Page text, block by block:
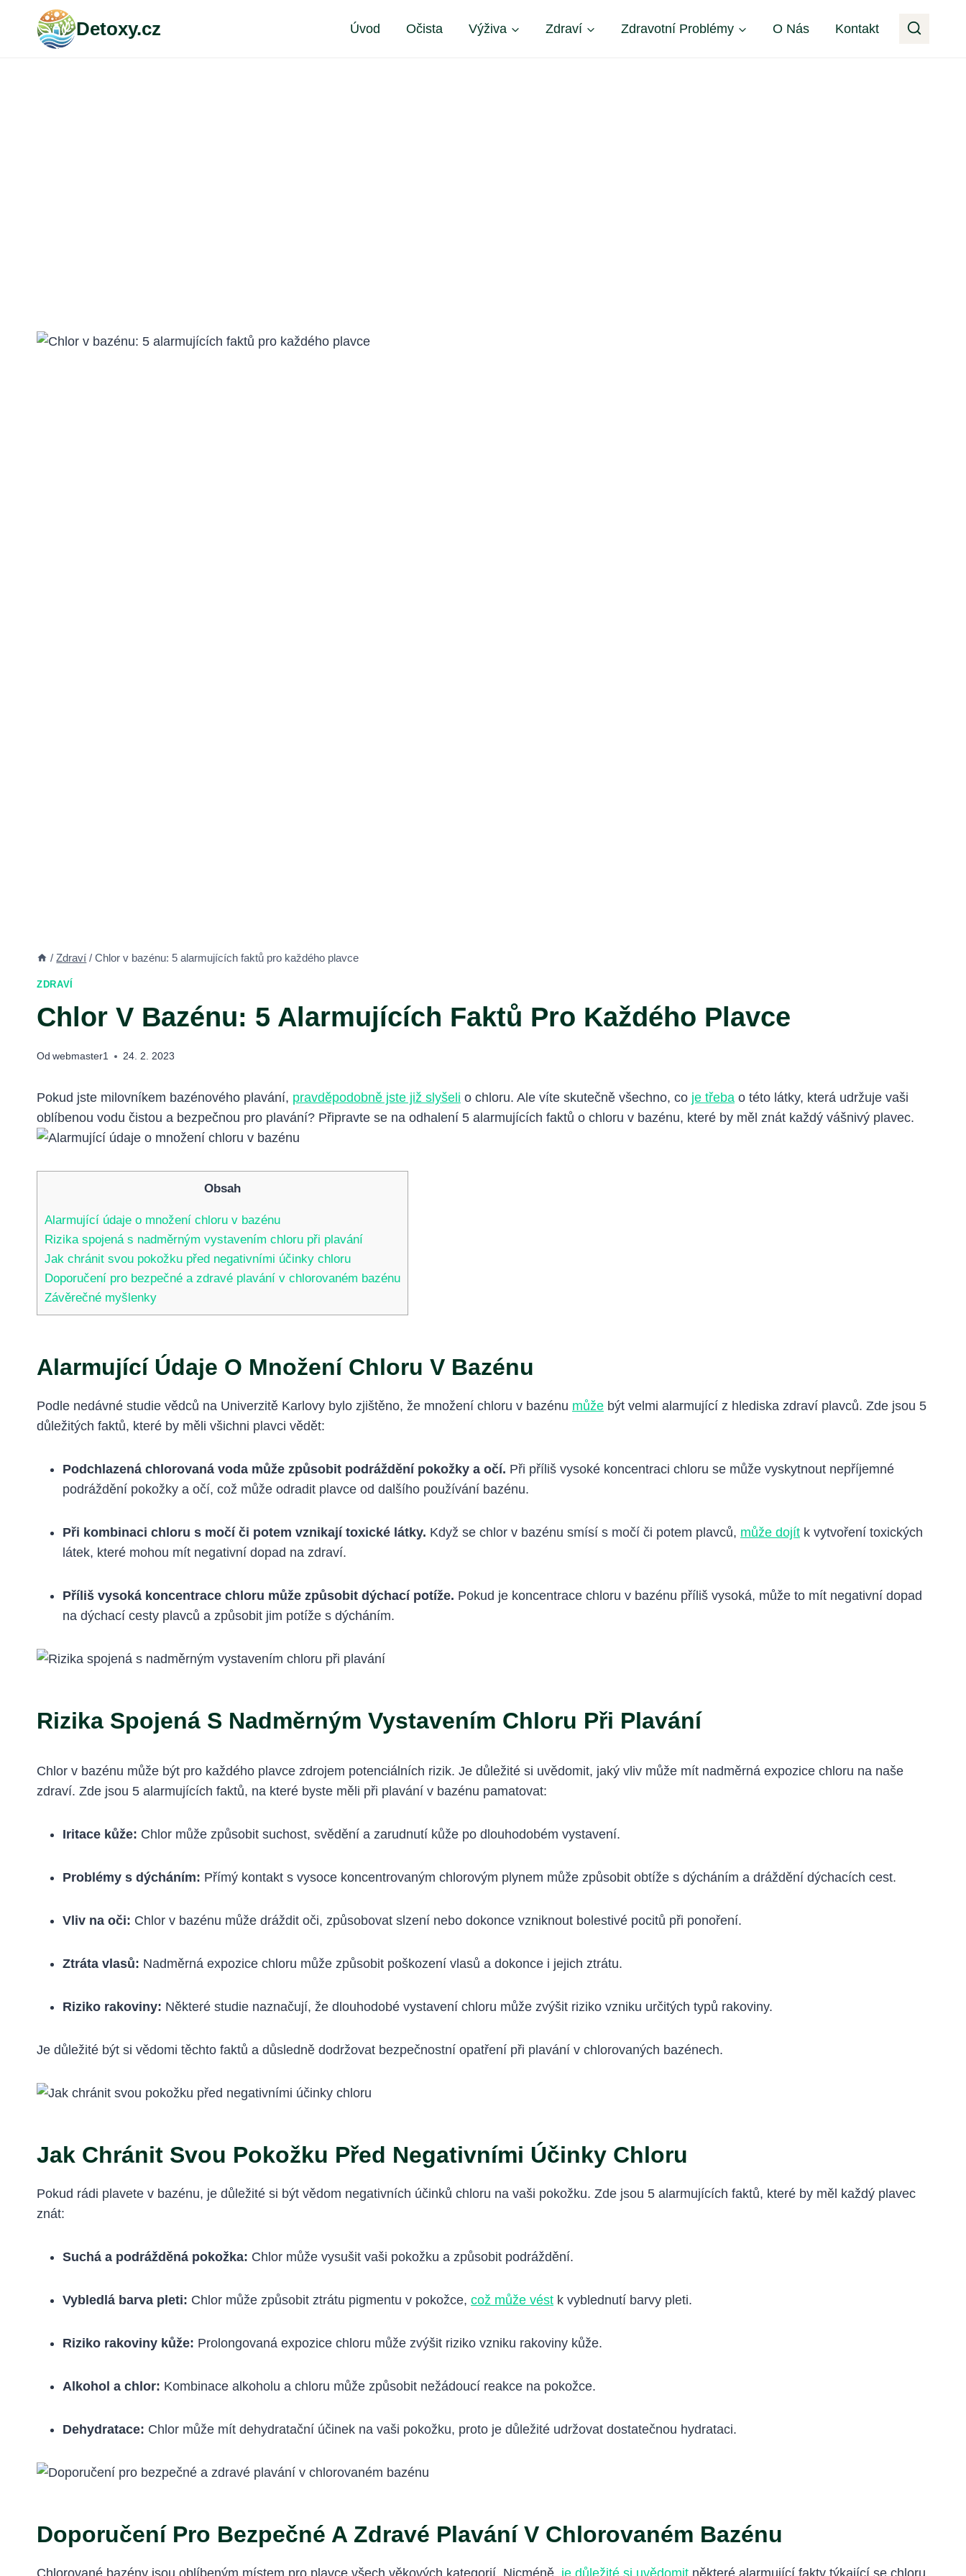
Přeskočit
Detoxy.cz Úvod Očista Výživa Zdraví Zdravotní Problémy O Nás Kontakt
/ Zdraví / Chlor v bazénu: 5 alarmujících faktů pro každého plavce
ZDRAVÍ
Chlor V Bazénu: 5 Alarmujících Faktů Pro Každého Plavce
Od webmaster1 24. 2. 2023
Pokud jste milovníkem bazénového plavání, pravděpodobně jste již slyšeli o chloru. Ale víte skutečně všechno, co je třeba o této látky, která udržuje vaši
oblíbenou vodu čistou a bezpečnou pro plavání? Připravte se na odhalení 5 alarmujících faktů o chloru v bazénu, které by měl znát každý vášnivý plavec.
Obsah
Alarmující údaje o množení chloru v bazénu
Rizika spojená s nadměrným vystavením chloru při plavání
Jak chránit svou pokožku před negativními účinky chloru
Doporučení pro bezpečné a zdravé plavání v chlorovaném bazénu
Závěrečné myšlenky
Alarmující Údaje O Množení Chloru V Bazénu
Podle nedávné studie vědců na Univerzitě Karlovy bylo zjištěno, že množení chloru v bazénu může být velmi alarmující z hlediska zdraví plavců. Zde jsou 5
důležitých faktů, které by měli všichni plavci vědět:
Podchlazená chlorovaná voda může způsobit podráždění pokožky a očí. Při příliš vysoké koncentraci chloru se může vyskytnout nepříjemné
podráždění pokožky a očí, což může odradit plavce od dalšího používání bazénu.
Při kombinaci chloru s močí či potem vznikají toxické látky. Když se chlor v bazénu smísí s močí či potem plavců, může dojít k vytvoření toxických
látek, které mohou mít negativní dopad na zdraví.
Příliš vysoká koncentrace chloru může způsobit dýchací potíže. Pokud je koncentrace chloru v bazénu příliš vysoká, může to mít negativní dopad
na dýchací cesty plavců a způsobit jim potíže s dýcháním.
Rizika Spojená S Nadměrným Vystavením Chloru Při Plavání
Chlor v bazénu může být pro každého plavce zdrojem potenciálních rizik. Je důležité si uvědomit, jaký vliv může mít nadměrná expozice chloru na naše
zdraví. Zde jsou 5 alarmujících faktů, na které byste měli při plavání v bazénu pamatovat:
Iritace kůže: Chlor může způsobit suchost, svědění a zarudnutí kůže po dlouhodobém vystavení.
Problémy s dýcháním: Přímý kontakt s vysoce koncentrovaným chlorovým plynem může způsobit obtíže s dýcháním a dráždění dýchacích cest.
Vliv na oči: Chlor v bazénu může dráždit oči, způsobovat slzení nebo dokonce vzniknout bolestivé pocitů při ponoření.
Ztráta vlasů: Nadměrná expozice chloru může způsobit poškození vlasů a dokonce i jejich ztrátu.
Riziko rakoviny: Některé studie naznačují, že dlouhodobé vystavení chloru může zvýšit riziko vzniku určitých typů rakoviny.
Je důležité být si vědomi těchto faktů a důsledně dodržovat bezpečnostní opatření při plavání v chlorovaných bazénech.
Jak Chránit Svou Pokožku Před Negativními Účinky Chloru
Pokud rádi plavete v bazénu, je důležité si být vědom negativních účinků chloru na vaši pokožku. Zde jsou 5 alarmujících faktů, které by měl každý plavec
znát:
Suchá a podrážděná pokožka: Chlor může vysušit vaši pokožku a způsobit podráždění.
Vybledlá barva pleti: Chlor může způsobit ztrátu pigmentu v pokožce, což může vést k vyblednutí barvy pleti.
Riziko rakoviny kůže: Prolongovaná expozice chloru může zvýšit riziko vzniku rakoviny kůže.
Alkohol a chlor: Kombinace alkoholu a chloru může způsobit nežádoucí reakce na pokožce.
Dehydratace: Chlor může mít dehydratační účinek na vaši pokožku, proto je důležité udržovat dostatečnou hydrataci.
Doporučení Pro Bezpečné A Zdravé Plavání V Chlorovaném Bazénu